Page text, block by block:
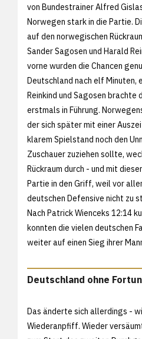
von Bundestrainer Alfred
Norwegen stark in die Partie.
auf den norwegischen
Sander Sagosen und Harald
vorne wurden die Chancen
Deutschland nach elf Minuten,
Reinkind und Sagosen brachte
erstmals in Führung.
der sich später mit einer
klarem Spielstand noch den
Zuschauer zuziehen sollte,
Rückraum durch - und mit
Partie in den Griff, weil vor
deutschen Defensive nicht zu
Nach Patrick Wienceks 12:14
konnten die vielen deutschen
weiter auf einen Sieg ihrer
Deutschland ohne
Das änderte sich allerdings -
Wiederanpfiff. Wieder